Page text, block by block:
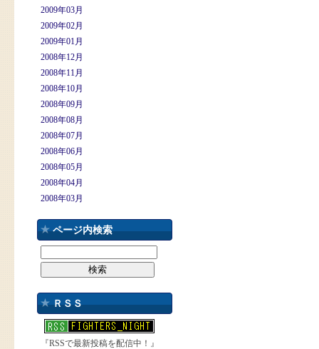
2009年03月
2009年02月
2009年01月
2008年12月
2008年11月
2008年10月
2008年09月
2008年08月
2008年07月
2008年06月
2008年05月
2008年04月
2008年03月
ページ内検索
ＲＳＳ
『RSSで最新投稿を配信中！』